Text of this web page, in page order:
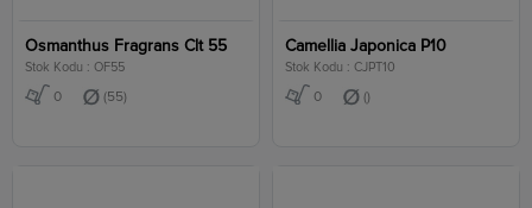
Osmanthus Fragrans Clt 55
Stok Kodu : OF55
0 (55)
Camellia Japonica P10
Stok Kodu : CJPT10
0 ()